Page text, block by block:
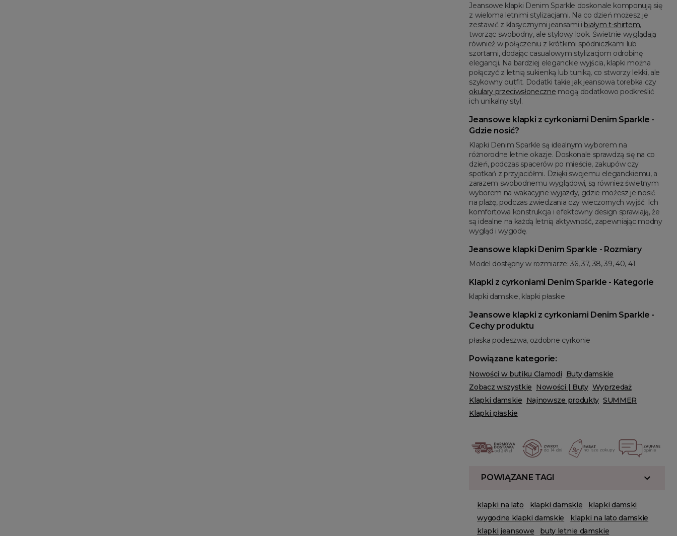
Jeansowe klapki Denim Sparkle doskonale komponują się
z wieloma letnimi stylizacjami. Na co dzień możesz je
zestawić z klasycznymi jeansami i białym t-shirtem,
tworząc swobodny, ale stylowy look. Świetnie wyglądają
również w połączeniu z krótkimi spódniczkami lub
szortami, dodając casualowym stylizacjom odrobinę
elegancji. Na bardziej eleganckie wyjścia, klapki można
połączyć z letnią sukienką lub tuniką, co stworzy lekki, ale
szykowny outfit. Dodatki takie jak jeansowa torebka czy
okulary przeciwsłoneczne mogą dodatkowo podkreślić
ich unikalny styl.
Jeansowe klapki z cyrkoniami Denim Sparkle -
Gdzie nosić?
Klapki Denim Sparkle są idealnym wyborem na
różnorodne letnie okazje. Doskonale sprawdzą się na co
dzień, podczas spacerów po mieście, zakupów czy
spotkań z przyjaciółmi. Dzięki swojemu eleganckiemu, a
zarazem swobodnemu wyglądowi, są również świetnym
wyborem na wakacyjne wyjazdy, gdzie możesz je nosić
na plażę, podczas zwiedzania czy wieczornych wyjść. Ich
komfortowa konstrukcja i efektowny design sprawiają, że
są idealne na każdą letnią aktywność, zapewniając modny
wygląd i wygodę.
Jeansowe klapki Denim Sparkle - Rozmiary
Model dostępny w rozmiarze: 36, 37, 38, 39, 40, 41
Klapki z cyrkoniami Denim Sparkle - Kategorie
klapki damskie, klapki płaskie
Jeansowe klapki z cyrkoniami Denim Sparkle -
Cechy produktu
płaska podeszwa, ozdobne cyrkonie
Powiązane kategorie:
Nowości w butiku Clamodi Buty damskie
Zobacz wszystkie Nowości | Buty Wyprzedaż
Klapki damskie Najnowsze produkty SUMMER
Klapki płaskie
POWIĄZANE TAGI
klapki na lato klapki damskie
klapki damski
wygodne klapki damskie
klapki na lato damskie
klapki jeansowe
buty letnie damskie